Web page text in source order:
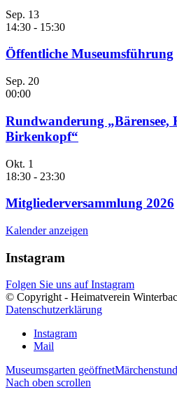
Sep. 13
14:30 - 15:30
Öffentliche Museumsführung
Sep. 20
00:00
Rundwanderung „Bärensee,
Birkenkopf“
Okt. 1
18:30 - 23:30
Mitgliederversammlung 2026
Kalender anzeigen
Instagram
Folgen Sie uns auf Instagram
© Copyright - Heimatverein
Datenschutzerklärung
Instagram
Mail
Museumsgarten geöffnet
Nach oben scrollen